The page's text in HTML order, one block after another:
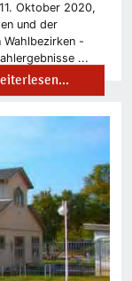
Oktober 2020,
und der
Wahlbezirken -
...